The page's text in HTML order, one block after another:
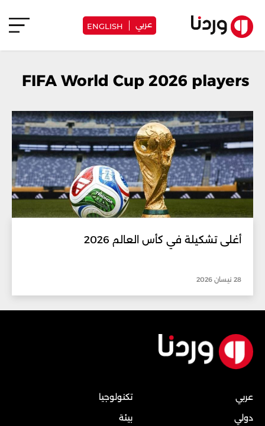
عربي ENGLISH
أغلى تشكيلة في كأس العالم 2026
28 نيسان 2026
عربي
دولي
تكنولوجيا
بيئة